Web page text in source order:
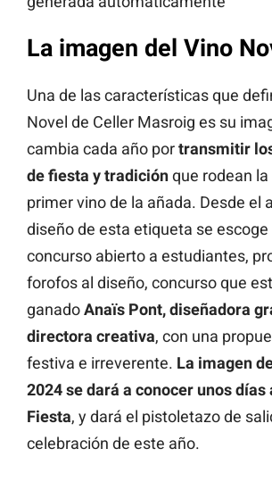
La imagen del Vino
Una de las características que
Novel de Celler Masroig es su
cambia cada año portransmitir
de fiesta y tradiciónque rodean
primer vino de la añada. Desde el
diseño de esta etiqueta se
concurso abierto a estudiantes,
forofos al diseño, concurso que
ganadoAnaïs Pont, diseñadora
directora creativa, con una
festiva e irreverente. La imagen
2024 se dará a conocer unos días
Fiesta, y dará el pistoletazo de
celebración de este año.